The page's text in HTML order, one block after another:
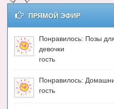
МАМИНА БИБЛИОТЕКА
Имена. Святцы
Энциклопедия беременных
СЕРВИСЫ И ПРИЛОЖЕНИЯ
ПРЯМОЙ ЭФИР
Понравилось: Позы
девочки
гость
Понравилось:
гость